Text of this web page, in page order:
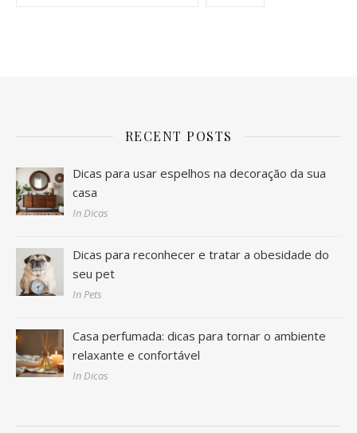
RECENT POSTS
Dicas para usar espelhos na decoração da sua
casa
In Dicas
Dicas para reconhecer e tratar a obesidade do
seu pet
In Pets
Casa perfumada: dicas para tornar o ambiente
relaxante e confortável
In Dicas